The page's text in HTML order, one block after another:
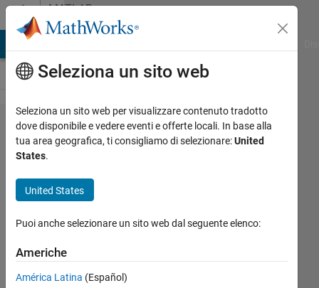
Vai al contenutoMATLAB
Answers
Is there a
function
show the
of the lstm
model i
made?
Seleziona un sito web
Seleziona un sito web per visualizzare contenuto tradotto
dove disponibile e vedere eventi e offerte locali. In base alla
tua area geografica, ti consigliamo di selezionare:United
States.
United States
Puoi anche selezionare un sito web dal seguente elenco:
Americhe
América Latina (Español)